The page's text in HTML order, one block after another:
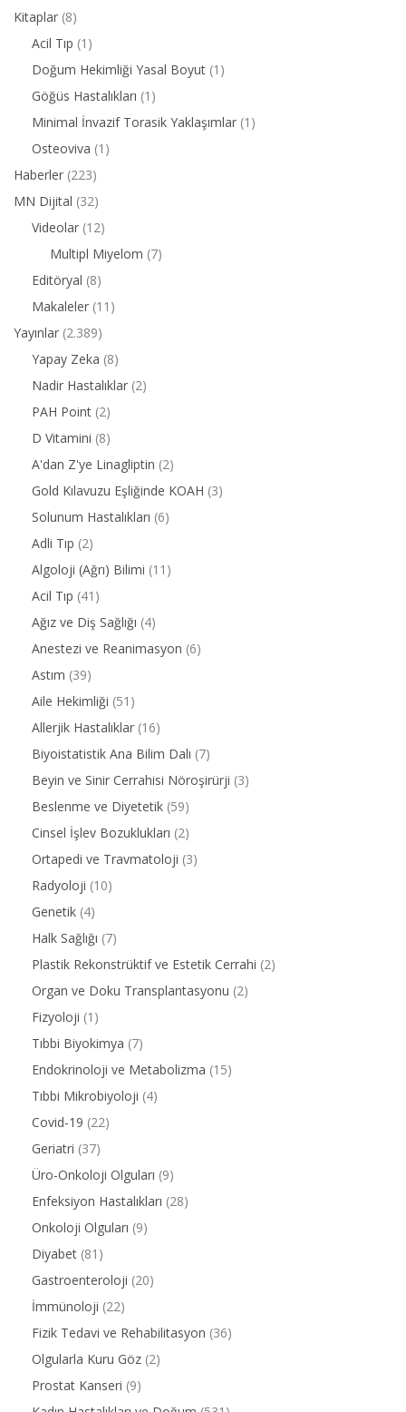
Kitaplar (8)
Acil Tıp (1)
Doğum Hekimliği Yasal Boyut (1)
Göğüs Hastalıkları (1)
Minimal İnvazif Torasik Yaklaşımlar (1)
Osteoviva (1)
Haberler (223)
MN Dijital (32)
Videolar (12)
Multipl Miyelom (7)
Editöryal (8)
Makaleler (11)
Yayınlar (2.389)
Yapay Zeka (8)
Nadir Hastalıklar (2)
PAH Point (2)
D Vitamini (8)
A'dan Z'ye Linagliptin (2)
Gold Kılavuzu Eşliğinde KOAH (3)
Solunum Hastalıkları (6)
Adli Tıp (2)
Algoloji (Ağrı) Bilimi (11)
Acil Tıp (41)
Ağız ve Diş Sağlığı (4)
Anestezi ve Reanimasyon (6)
Astım (39)
Aile Hekimliği (51)
Allerjik Hastalıklar (16)
Biyoistatistik Ana Bilim Dalı (7)
Beyin ve Sinir Cerrahisi Nöroşirürji (3)
Beslenme ve Diyetetik (59)
Cinsel İşlev Bozuklukları (2)
Ortapedi ve Travmatoloji (3)
Radyoloji (10)
Genetik (4)
Halk Sağlığı (7)
Plastik Rekonstrüktif ve Estetik Cerrahi (2)
Organ ve Doku Transplantasyonu (2)
Fizyoloji (1)
Tıbbi Biyokimya (7)
Endokrinoloji ve Metabolizma (15)
Tıbbi Mikrobiyoloji (4)
Covid-19 (22)
Geriatri (37)
Üro-Onkoloji Olguları (9)
Enfeksiyon Hastalıkları (28)
Onkoloji Olguları (9)
Diyabet (81)
Gastroenteroloji (20)
İmmünoloji (22)
Fizik Tedavi ve Rehabilitasyon (36)
Olgularla Kuru Göz (2)
Prostat Kanseri (9)